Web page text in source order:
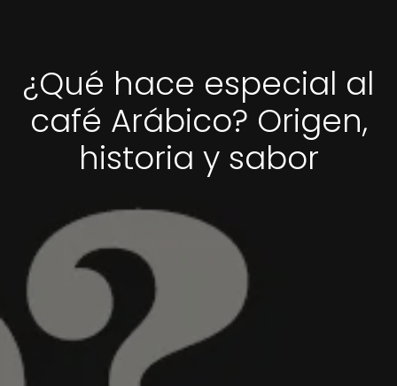
¿Qué hace especial al
café Arábico? Origen,
historia y sabor